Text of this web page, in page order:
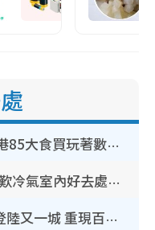
【8月生日優惠2026】全港85大食買玩著數攻略 自助餐/火鍋放題同行免費＋誠品/DONKI送現金券
香港室內好去處｜逾35大歎冷氣室內好去處推介 室內活動免費避雨無懼落雨
小熊維尼100週年快閃店登陸又一城 重現百畝森林經典場景／獨家限定盲盒登場／專屬DIY香水